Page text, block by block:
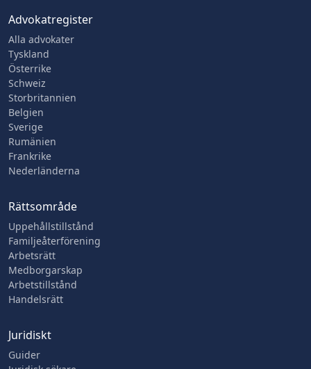
Advokatregister
Alla advokater
Tyskland
Österrike
Schweiz
Storbritannien
Belgien
Sverige
Rumänien
Frankrike
Nederländerna
Rättsområde
Uppehållstillstånd
Familjeåterförening
Arbetsrätt
Medborgarskap
Arbetstillstånd
Handelsrätt
Juridiskt
Guider